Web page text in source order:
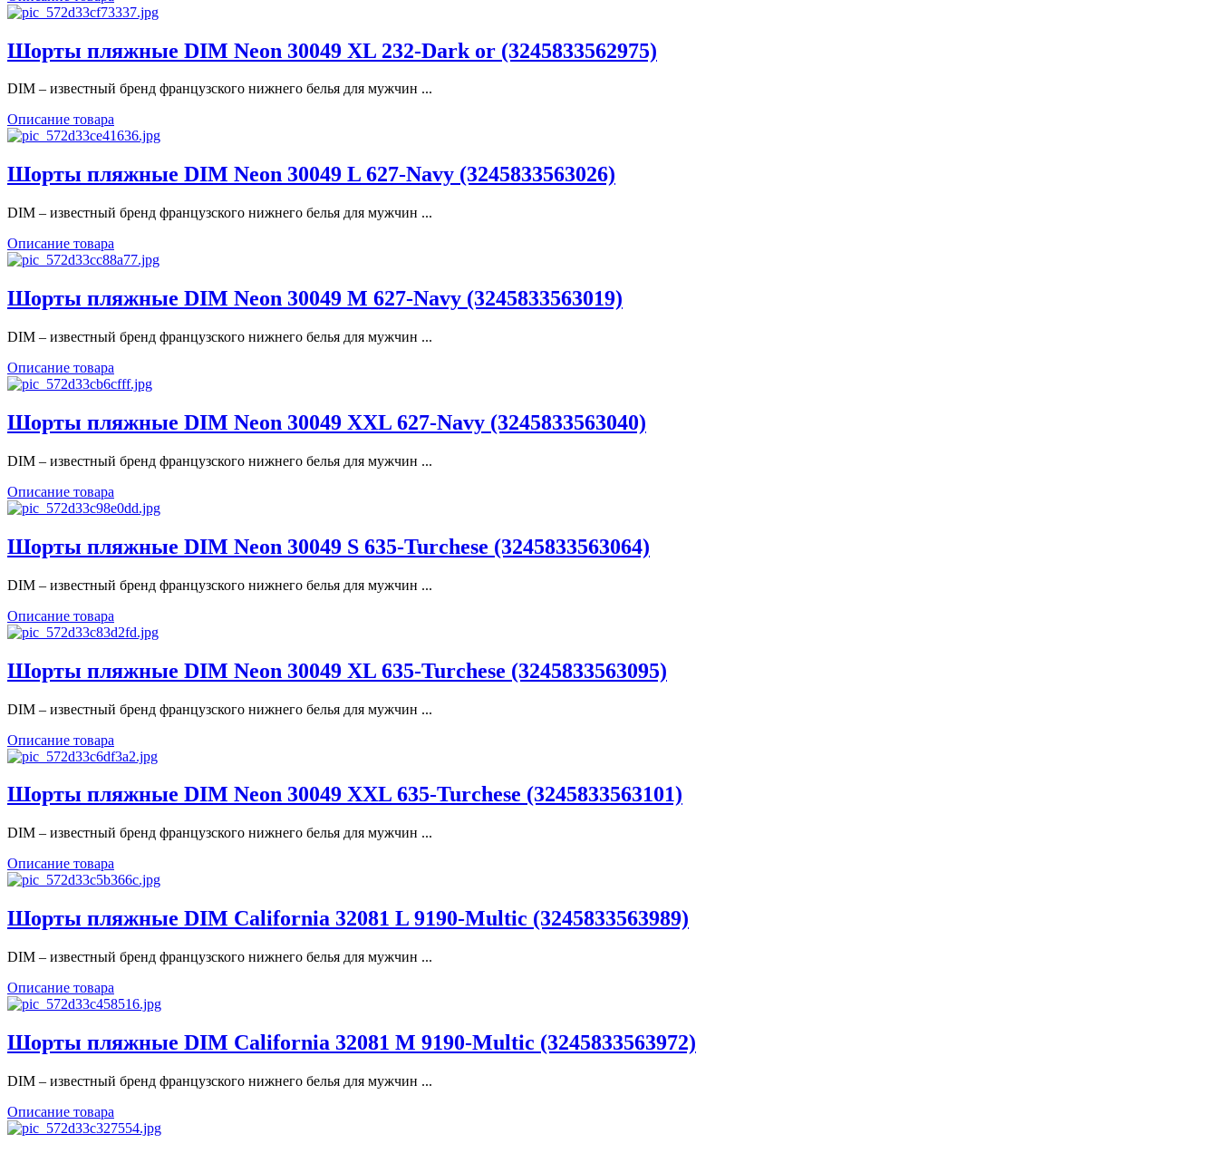
Шорты пляжные DIM Neon 30049 XL 232-Dark or (3245833562975)
DIM – известный бренд французского нижнего белья для мужчин ...
Описание товара
Шорты пляжные DIM Neon 30049 L 627-Navy (3245833563026)
DIM – известный бренд французского нижнего белья для мужчин ...
Описание товара
Шорты пляжные DIM Neon 30049 M 627-Navy (3245833563019)
DIM – известный бренд французского нижнего белья для мужчин ...
Описание товара
Шорты пляжные DIM Neon 30049 XXL 627-Navy (3245833563040)
DIM – известный бренд французского нижнего белья для мужчин ...
Описание товара
Шорты пляжные DIM Neon 30049 S 635-Turchese (3245833563064)
DIM – известный бренд французского нижнего белья для мужчин ...
Описание товара
Шорты пляжные DIM Neon 30049 XL 635-Turchese (3245833563095)
DIM – известный бренд французского нижнего белья для мужчин ...
Описание товара
Шорты пляжные DIM Neon 30049 XXL 635-Turchese (3245833563101)
DIM – известный бренд французского нижнего белья для мужчин ...
Описание товара
Шорты пляжные DIM California 32081 L 9190-Multic (3245833563989)
DIM – известный бренд французского нижнего белья для мужчин ...
Описание товара
Шорты пляжные DIM California 32081 M 9190-Multic (3245833563972)
DIM – известный бренд французского нижнего белья для мужчин ...
Описание товара